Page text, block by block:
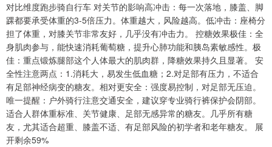
对比维度跑步骑自行车 对关节的影响高冲击：每一次落地，膝盖、脚
踝都要承受体重的3-5倍压力。体重越大，风险越高。低冲击：座椅分
担了体重，对膝关节非常友好，几乎没有冲击力。 控糖效果极佳：全
身肌肉参与，能快速消耗葡萄糖，提升心肺功能和胰岛素敏感性。极
佳：重点锻炼腿部这个人体最大的肌肉群，降糖效果持久且显著。 安
全性注意两点：1.消耗大，易发生低血糖；2.对足部有压力，不适合
有足部神经病变的糖友。相对更安全：强度易控制，对足部无压迫。
唯一提醒：户外骑行注意交通安全，建议穿专业骑行裤保护会阴部。
适合人群体重标准、关节健康、足部无感异常的糖友。几乎所有糖
友，尤其适合超重、膝盖不适、有足部风险的初学者和老年糖友。 展
开剩余59%